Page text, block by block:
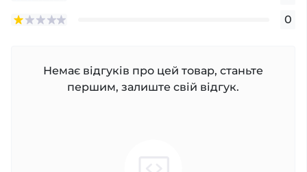
0
Немає відгуків про цей товар, станьте
першим, залиште свій відгук.